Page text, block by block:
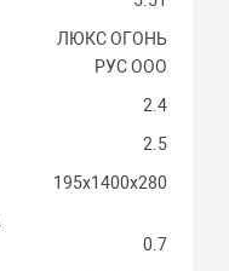
ЛЮКС ОГОНЬ
РУС ООО
2.4
2.5
195х1400х280
0.7